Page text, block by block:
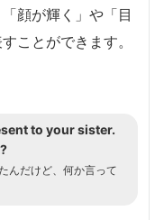
顔が輝く」や「目
ことができます。
to your sister.
んだけど、何か言って